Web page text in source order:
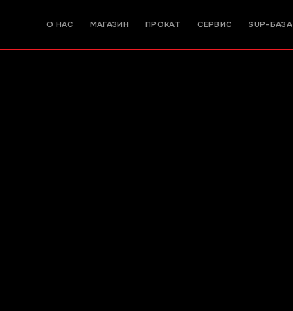
О НАС МАГАЗИН ПРОКАТ СЕРВИС SUP-БАЗА